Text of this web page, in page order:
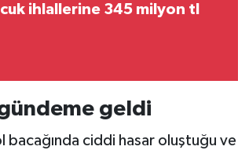
ihlallerine 345 milyon tl
geldi
bacağında ciddi hasar oluştuğu ve